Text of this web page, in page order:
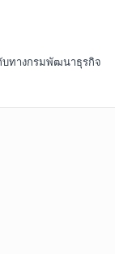
บทางกรมพัฒนาธุรกิจ